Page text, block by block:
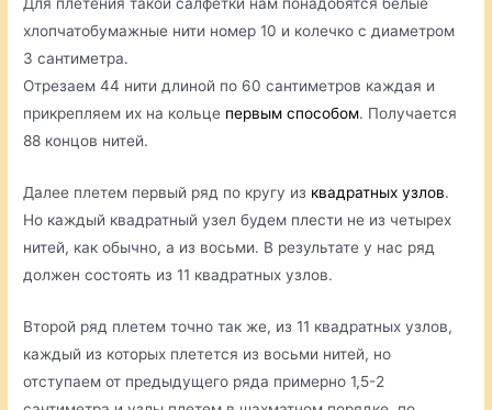
хлопчатобумажные нити номер 10 и колечко с диаметром
3 сантиметра.
Отрезаем 44 нити длиной по 60 сантиметров каждая и
прикрепляем их на кольце первым способом. Получается
88 концов нитей.
Далее плетем первый ряд по кругу из квадратных узлов.
Но каждый квадратный узел будем плести не из четырех
нитей, как обычно, а из восьми. В результате у нас ряд
должен состоять из 11 квадратных узлов.
Второй ряд плетем точно так же, из 11 квадратных узлов,
каждый из которых плетется из восьми нитей, но
отступаем от предыдущего ряда примерно 1,5-2